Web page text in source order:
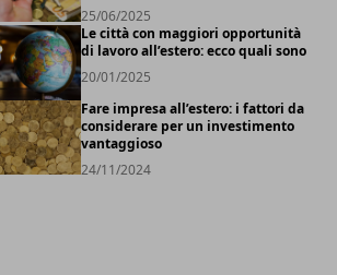
25/06/2025
Le città con maggiori opportunità
di lavoro all’estero: ecco quali sono
20/01/2025
Fare impresa all’estero: i fattori da
considerare per un investimento
vantaggioso
24/11/2024